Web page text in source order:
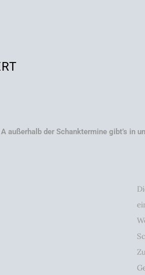
A außerhalb der Schanktermine gibt’s in